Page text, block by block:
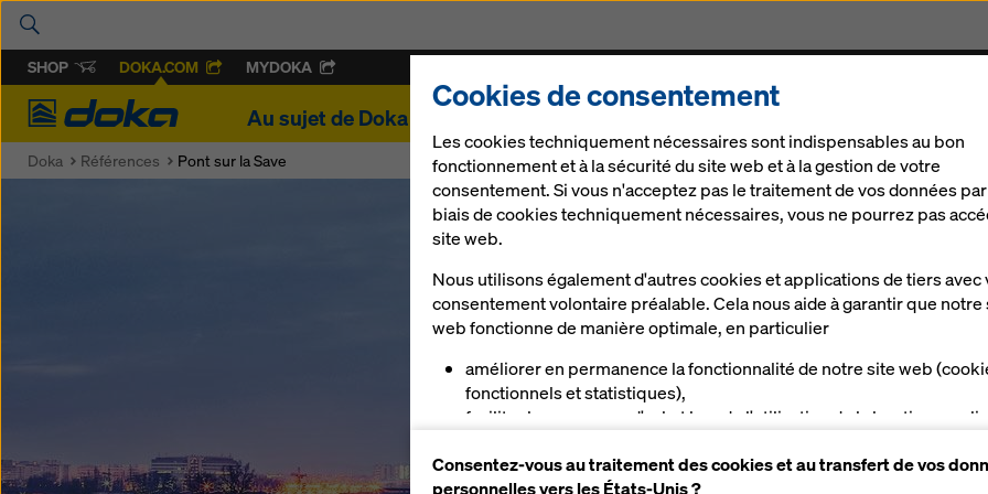
SHOP DOKA.COM MYDOKA
Doka
Au sujet de Doka
Doka Références Pont sur la Save
Cookies de consentement
Les cookies techniquement nécessaires sont indispensables au bon
fonctionnement et à la sécurité du site web et à la gestion de votre
consentement. Si vous n'acceptez pas le traitement de vos données
biais de cookies techniquement nécessaires, vous ne pourrez pas
site web.
Nous utilisons également d'autres cookies et applications de tiers avec
consentement volontaire préalable. Cela nous aide à garantir que notre
web fonctionne de manière optimale, en particulier
améliorer en permanence la fonctionnalité de notre site web
fonctionnels et statistiques),
faciliter le processus d'achat lors de l'utilisation de la boutique en
vous proposer, en tant qu'utilisateur, des publicités appropriées
Consentez-vous au traitement des cookies et au transfert de vos
personnelles vers les États-Unis ?